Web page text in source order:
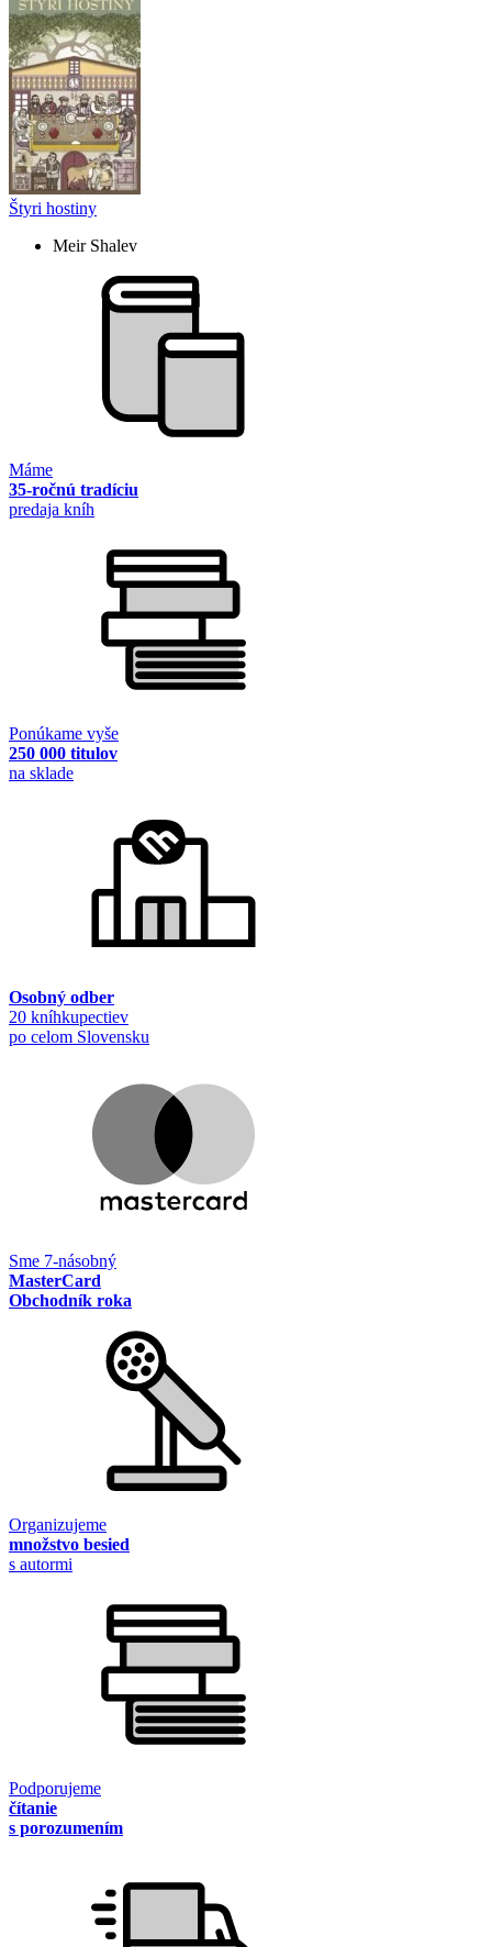
Štyri hostiny
Meir Shalev
Máme
35-ročnú tradíciu
predaja kníh
Ponúkame vyše
250 000 titulov
na sklade
Osobný odber
20 kníhkupectiev
po celom Slovensku
Sme 7-násobný
MasterCard
Obchodník roka
Organizujeme
množstvo besied
s autormi
Podporujeme
čítanie
s porozumením